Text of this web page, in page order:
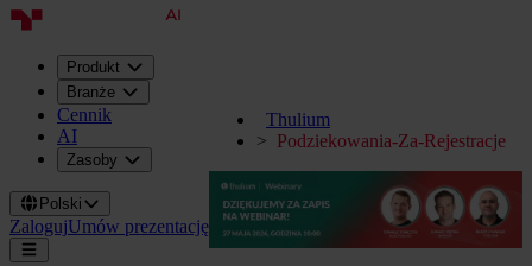
Produkt
Branże
Cennik
AI
Zasoby
Polski
ZalogujUmów prezentację
Thulium
Podziekowania-Za-Rejestracje